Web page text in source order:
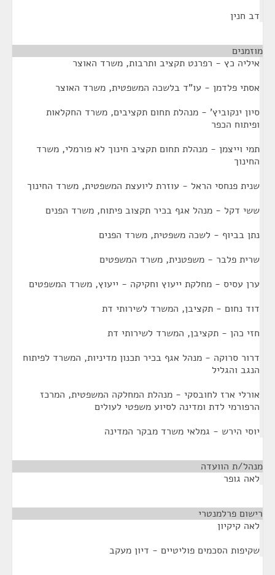
דב חנין
מוזמנים
איליה כץ - רפרנט תקציב ותרבות, משרד האוצר
אסתי פלדמן - עו"ד בלשכה המשפטית, משרד האוצר
סיון ינקוביץ' - מנהלת תחום תקציבים, משרד החקלאות
ופיתוח הכפר
תמי וייצמן - מנהלת תחום תקציב חינוך לא פורמלי, משרד
החינוך
שנית פנחסי הראל - עוזרת ליועצת המשפטית, משרד החינוך
ששי דקל - מנהל אגף בכיר תקצוב פיתוח, משרד הפנים
נתן בביוף - לשכה משפטית, משרד הפנים
שרית פלבר - משפטנית, משרד המשפטים
ערן עסיס - מחלקת ייעוץ וחקיקה - ייעוץ, משרד המשפטים
דוד נחום - תקציבן, המשרד לשירותי דת
חזי כהן - תקציבן, המשרד לשירותי דת
דרור סרוקה - מנהל אגף בכיר תכנון מדיניות, המשרד לפיתוח
הנגב והגליל
אורלי ארז לחובסקי - מנהלת המחלקה המשפטית, המרכז
הרפורמי לדת ומדינה לסיוע משפטי לעולים
יוסי הירש - גמלאי משרד מבקר המדינה
מנהל/ת הוועדה
לאה גופר
רישום פרלמנטרי
לאה קיקיון
שקיפות הסכמים פוליטיים - דיון מעקב